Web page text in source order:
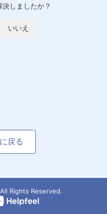
しましたか？
いいえ
戻る
Rights Reserved.